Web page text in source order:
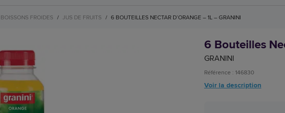
BOISSONS FROIDES / JUS DE FRUITS / 6 BOUTEILLES NECTAR D’ORANGE – 1L – GRANINI
6 Bouteilles
GRANINI
Référence : 146830
Voir la description